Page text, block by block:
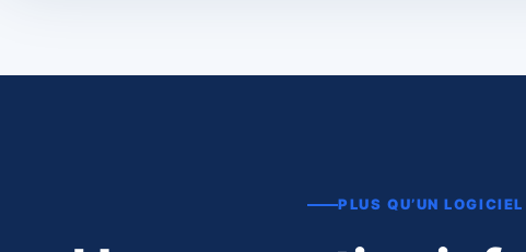
PLUS QU’UN LOGICIEL